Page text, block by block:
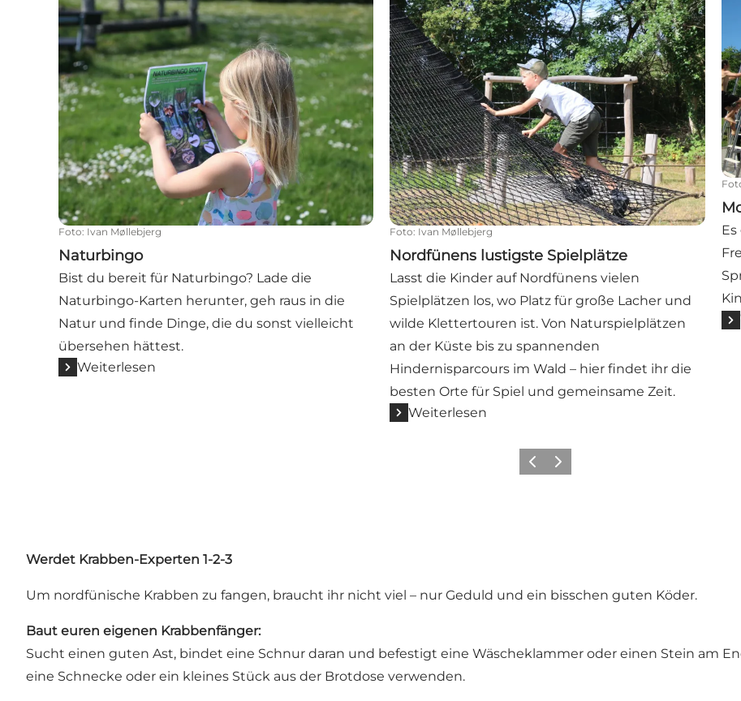
Foto: Ivan Møllebjerg
Naturbingo
Bist du bereit für Naturbingo? Lade die
Naturbingo-Karten herunter, geh raus in die
Natur und finde Dinge, die du sonst vielleicht
übersehen hättest.
Weiterlesen
Foto: Ivan Møllebjerg
Nordfünens lustigste Spielplätze
Lasst die Kinder auf Nordfünens vielen
Spielplätzen los, wo Platz für große Lacher und
wilde Klettertouren ist. Von Naturspielplätzen
an der Küste bis zu spannenden
Hindernisparcours im Wald – hier findet ihr die
besten Orte für Spiel und gemeinsame Zeit.
Weiterlesen
Vorherige Folie
Nächste Folie
Werdet Krabben-Experten 1-2-3
Um nordfünische Krabben zu fangen, braucht ihr nicht viel – nur Geduld und ein bisschen guten Köder.
Baut euren eigenen Krabbenfänger:
Sucht einen guten Ast, bindet eine Schnur daran und befestigt eine Wäscheklammer oder einen Stein am
eine Schnecke oder ein kleines Stück aus der Brotdose verwenden.